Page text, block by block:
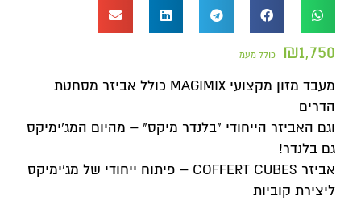
₪1,750 כולל מעמ
מעבד מזון מקצועי MAGIMIX כולל אביזר מסחטת
הדרים
וגם האביזר הייחודי "בלנדר מיקס" – מהיום המג'ימיקס
גם בלנדר!
אביזר COFFERT CUBES – פיתוח ייחודי של מג'ימיקס
ליצירת קוביות